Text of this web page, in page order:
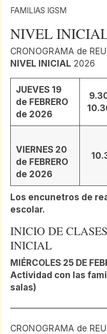
FAMILIAS IGSM
NIVEL
CRONOGRAMA de
NIVEL INICIAL 2026
JUEVES 19
de FEBRERO
de 2026
VIERNES 20
de FEBRERO
de 2026
Los encunetros de
escolar.
INICIO DE
INICIAL
MIÉRCOLES 25 DE
Actividad con las
salas)
CRONOGRAMA de